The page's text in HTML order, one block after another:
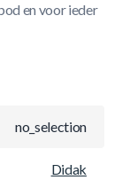
en voor ieder
no_selection
Didak